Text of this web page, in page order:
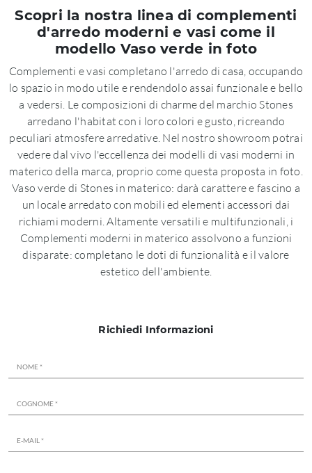
Scopri la nostra linea di complementi
d'arredo moderni e vasi come il
modello Vaso verde in foto
Complementi e vasi completano l'arredo di casa, occupando
lo spazio in modo utile e rendendolo assai funzionale e bello
a vedersi. Le composizioni di charme del marchio Stones
arredano l'habitat con i loro colori e gusto, ricreando
peculiari atmosfere arredative. Nel nostro showroom potrai
vedere dal vivo l'eccellenza dei modelli di vasi moderni in
materico della marca, proprio come questa proposta in foto.
Vaso verde di Stones in materico: darà carattere e fascino a
un locale arredato con mobili ed elementi accessori dai
richiami moderni. Altamente versatili e multifunzionali, i
Complementi moderni in materico assolvono a funzioni
disparate: completano le doti di funzionalità e il valore
estetico dell'ambiente.
Richiedi Informazioni